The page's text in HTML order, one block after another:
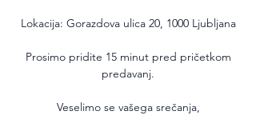
Lokacija: Gorazdova ulica 20, 1000 Ljubljana
Prosimo pridite 15 minut pred pričetkom
predavanj.
Veselimo se vašega srečanja,